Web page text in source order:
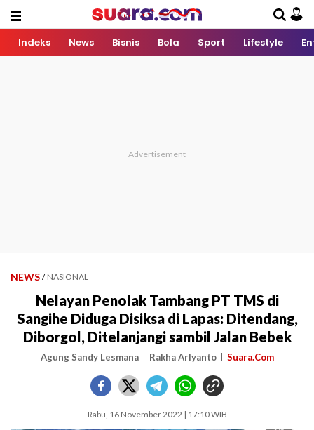
Indeks News Bisnis Bola Sport Lifestyle
NEWS / NASIONAL
Nelayan Penolak Tambang PT TMS di
Sangihe Diduga Disiksa di Lapas: Ditendang,
Diborgol, Ditelanjangi sambil Jalan Bebek
Agung Sandy Lesmana Rakha Arlyanto Suara.Com
Rabu, 16 November 2022 | 17:10 WIB